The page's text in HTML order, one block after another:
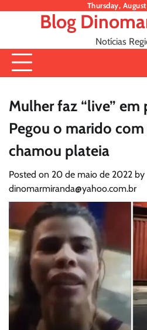
Thursday,
Blog
Notícias
Mulher faz “live”
Pegou o marido
chamou plateia
Posted on 20 de maio de 2022 by
dinomarmiranda@yahoo.com.br